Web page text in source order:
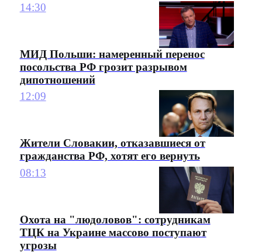
14:30
МИД Польши: намеренный перенос
посольства РФ грозит разрывом
дипотношений
12:09
Жители Словакии, отказавшиеся от
гражданства РФ, хотят его вернуть
08:13
Охота на "людоловов": сотрудникам
ТЦК на Украине массово поступают
угрозы